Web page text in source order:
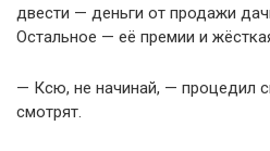
двести — деньги от продажи
Остальное — её премии и
— Ксю, не начинай, — процедил
смотрят.